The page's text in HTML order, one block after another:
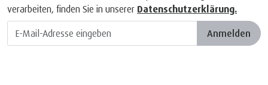
verarbeiten, finden Sie in unserer Datenschutzerklärung.
Anmelden